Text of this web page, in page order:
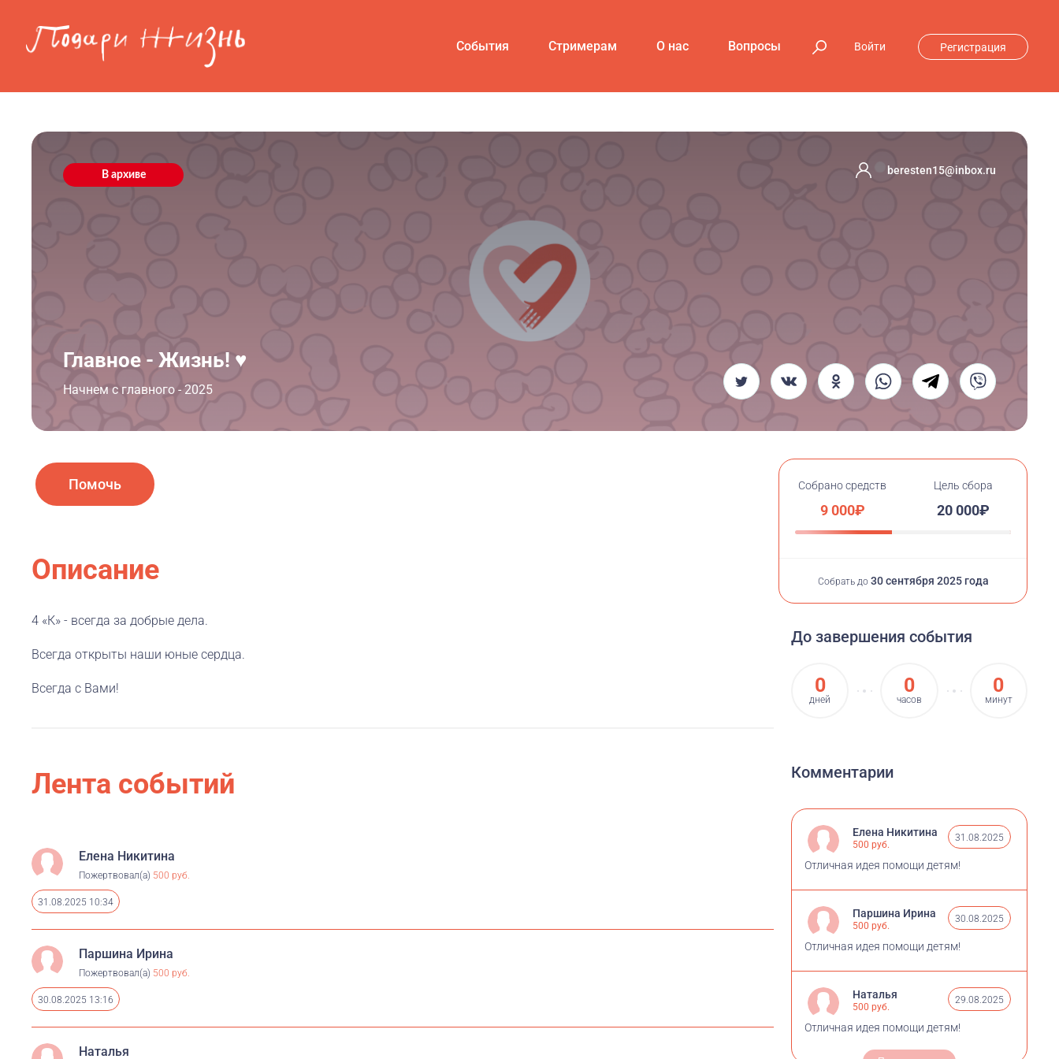
События Стримерам О нас Вопросы Войти Регистрация
В архиве beresten15@inbox.ru
Главное - Жизнь! ♥️
Начнем с главного - 2025
Помочь
Описание
4 «К» - всегда за добрые дела.
Всегда открыты наши юные сердца.
Всегда с Вами!
Лента событий
Елена Никитина
Пожертвовал(а) 500 руб.
31.08.2025 10:34
Паршина Ирина
Пожертвовал(а) 500 руб.
30.08.2025 13:16
Наталья
Собрано средств
9 000₽
Цель сбора
20 000₽
Собрать до 30 сентября 2025 года
До завершения события
0
дней
0
часов
0
минут
Комментарии
Елена Никитина
500 руб.
31.08.2025
Отличная идея помощи детям!
Паршина Ирина
500 руб.
30.08.2025
Отличная идея помощи детям!
Наталья
500 руб.
29.08.2025
Отличная идея помощи детям!